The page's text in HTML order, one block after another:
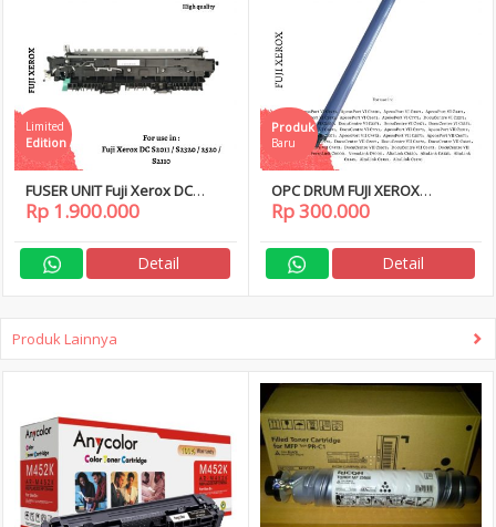
FUSER UNIT Fuji Xerox DC
S2011 S2320 2520 220 Volt
Limited
Edition
Rp 1.900.000
Detail
OPC DRUM FUJI XEROX
ApeosPort VI C2271
DocuCentre VI C2271 C3370
C3371
Produk
Baru
Rp 300.000
Detail
Produk Lainnya